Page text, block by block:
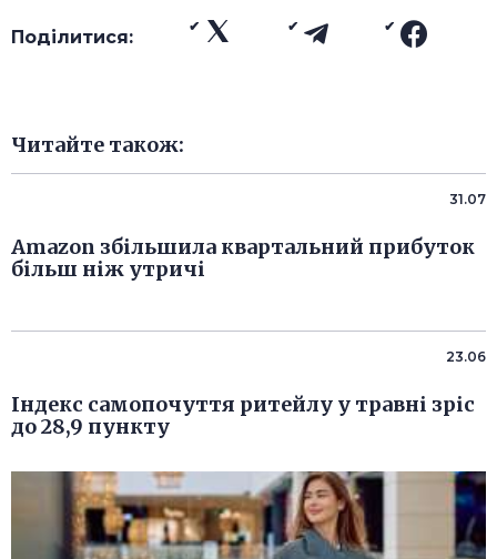
Поділитися:
Читайте також:
31.07
Amazon збільшила квартальний прибуток
більш ніж утричі
23.06
Індекс самопочуття ритейлу у травні зріс
до 28,9 пункту